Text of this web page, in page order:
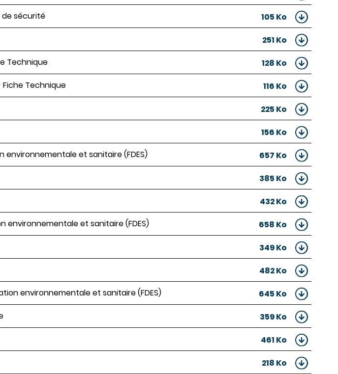
de sécurité
105 Ko
251 Ko
Technique
128 Ko
Technique
116 Ko
225 Ko
156 Ko
environnementale et sanitaire (FDES)
657 Ko
385 Ko
432 Ko
environnementale et sanitaire (FDES)
658 Ko
349 Ko
482 Ko
environnementale et sanitaire (FDES)
645 Ko
359 Ko
461 Ko
218 Ko